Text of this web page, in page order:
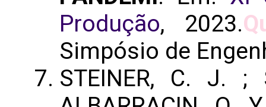
Produção, 2023.
Simpósio de
STEINER, C. J. ;